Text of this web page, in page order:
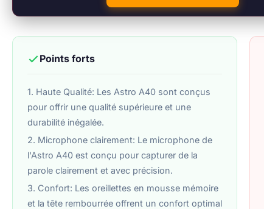
Points forts
1. Haute Qualité: Les Astro A40 sont conçus
pour offrir une qualité supérieure et une
durabilité inégalée.
2. Microphone clairement: Le microphone de
l'Astro A40 est conçu pour capturer de la
parole clairement et avec précision.
3. Confort: Les oreillettes en mousse mémoire
et la tête rembourrée offrent un confort optimal